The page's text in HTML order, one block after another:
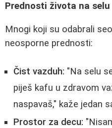
Prednosti života na selu
Mnogi koji su odabrali
neosporne prednosti:
Čist vazduh: "Na selu
piješ kafu u zdravom
naspavaš," kaže jedan
Prostor za decu: